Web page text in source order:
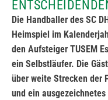
Die Handballer des SC
Heimspiel im
den Aufsteiger TUSEM
ein Selbstläufer. Die
über weite Strecken der
und ein